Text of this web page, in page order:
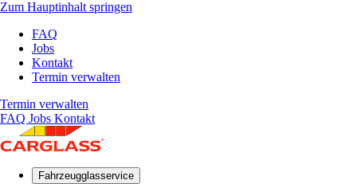
Zum Hauptinhalt springen
FAQ
Jobs
Kontakt
Termin verwalten
Termin verwalten
FAQ Jobs Kontakt
Fahrzeugglasservice